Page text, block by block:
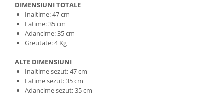
DIMENSIUNI TOTALE
Inaltime: 47 cm
Latime: 35 cm
Adancime: 35 cm
Greutate: 4 Kg
ALTE DIMENSIUNI
Inaltime sezut: 47 cm
Latime sezut: 35 cm
Adancime sezut: 35 cm